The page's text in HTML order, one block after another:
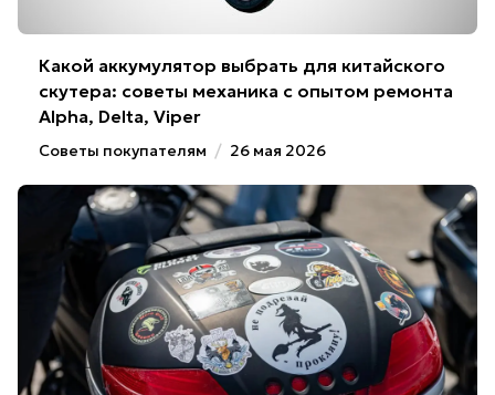
Какой аккумулятор выбрать для китайского
скутера: советы механика с опытом ремонта
Alpha, Delta, Viper
Советы покупателям / 26 мая 2026